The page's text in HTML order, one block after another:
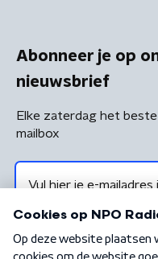
Abonneer je op
nieuwsbrief
Elke zaterdag het
mailbox